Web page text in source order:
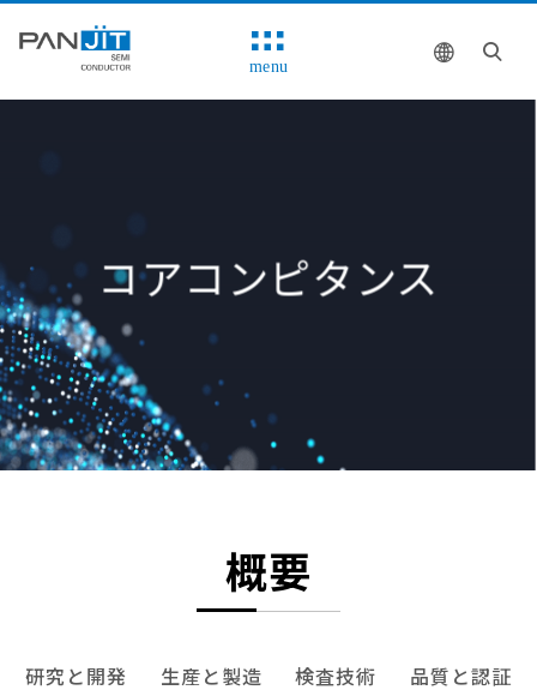
menu
コアコンピタンス
概要
研究と開発 生産と製造 検査技術 品質と認証